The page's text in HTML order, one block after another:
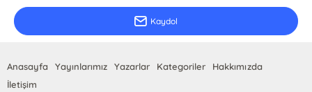
Kaydol
Anasayfa Yayınlarımız Yazarlar Kategoriler
Hakkımızda
İletişim